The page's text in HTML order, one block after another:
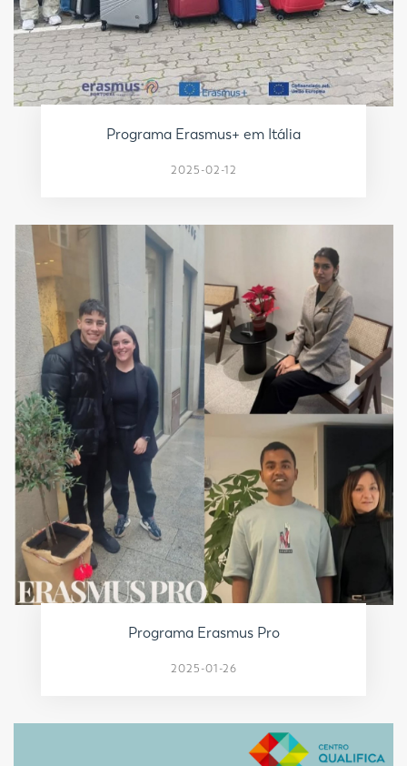
Programa Erasmus+ em Itália
2025-02-12
Programa Erasmus Pro
2025-01-26